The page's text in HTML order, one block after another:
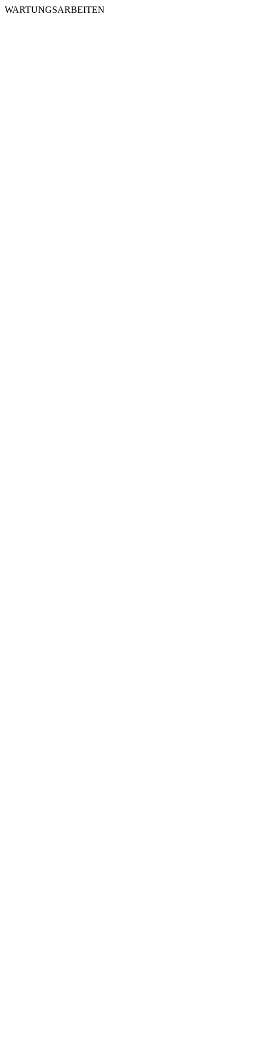
WARTUNGSARBEITEN